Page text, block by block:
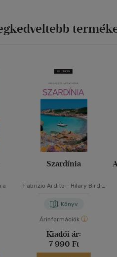
Szardínia
Fabrizio Ardito - Hilary Bird -
Voormei
Könyv
Árinformációk
Kiadói ár:
7 990 Ft